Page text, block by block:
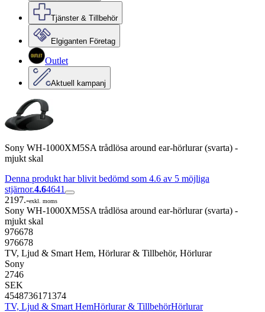
Tjänster & Tillbehör
Elgiganten Företag
Outlet
Aktuell kampanj
Sony WH-1000XM5SA trådlösa around ear-hörlurar (svarta) -
mjukt skal
Denna produkt har blivit bedömd som 4.6 av 5 möjliga
stjärnor.4.64641
2197.-exkl. moms
Sony WH-1000XM5SA trådlösa around ear-hörlurar (svarta) -
mjukt skal
976678
976678
TV, Ljud & Smart Hem, Hörlurar & Tillbehör, Hörlurar
Sony
2746
SEK
4548736171374
TV, Ljud & Smart HemHörlurar & TillbehörHörlurar